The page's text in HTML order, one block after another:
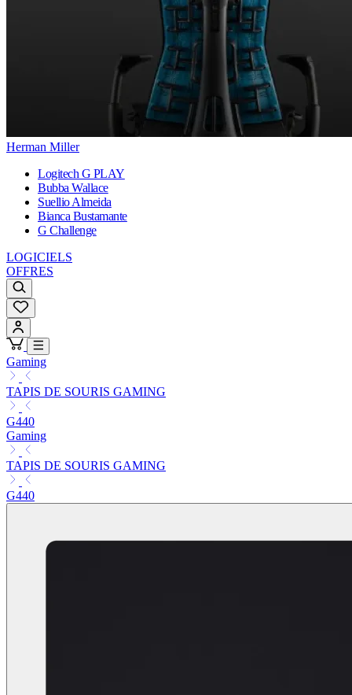
Herman Miller
Logitech G PLAY
Bubba Wallace
Suellio Almeida
Bianca Bustamante
G Challenge
LOGICIELS
OFFRES
Gaming
TAPIS DE SOURIS GAMING
G440
Gaming
TAPIS DE SOURIS GAMING
G440